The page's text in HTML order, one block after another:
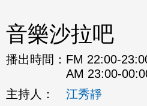
音樂沙拉吧
播出時間： FM 22:00-
AM 23:00-
主持人：
江秀靜